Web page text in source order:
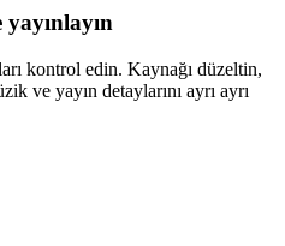
kontrol edin. Kaynağı düzeltin,
ve yayın detaylarını ayrı ayrı